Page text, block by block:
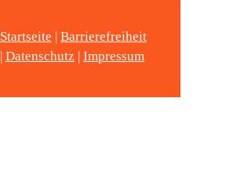
Startseite | Barrierefreiheit
| Datenschutz | Impressum